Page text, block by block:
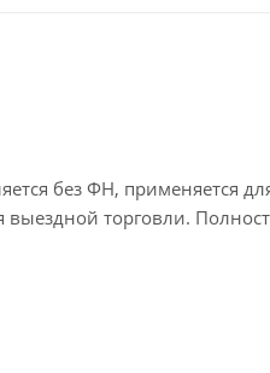
без ФН, применяется
выездной торговли.